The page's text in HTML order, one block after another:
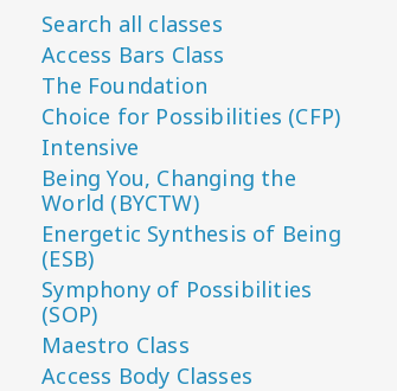
Search all classes
Access Bars Class
The Foundation
Choice for Possibilities (CFP)
Intensive
Being You, Changing the
World (BYCTW)
Energetic Synthesis of Being
(ESB)
Symphony of Possibilities
(SOP)
Maestro Class
Access Body Classes